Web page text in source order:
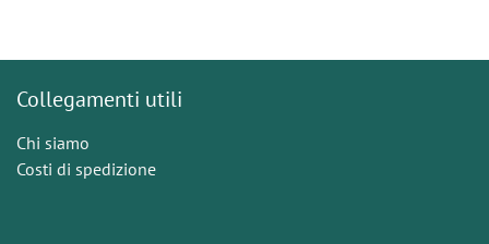
Collegamenti utili
Chi siamo
Costi di spedizione